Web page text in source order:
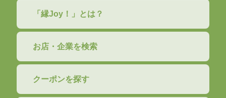
「縁Joy！」とは？
お店・企業を検索
クーポンを探す